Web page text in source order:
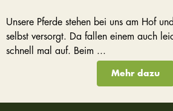
Unsere Pferde stehen bei uns am Hof
selbst versorgt. Da fallen einem auch
schnell mal auf. Beim ...
Mehr dazu